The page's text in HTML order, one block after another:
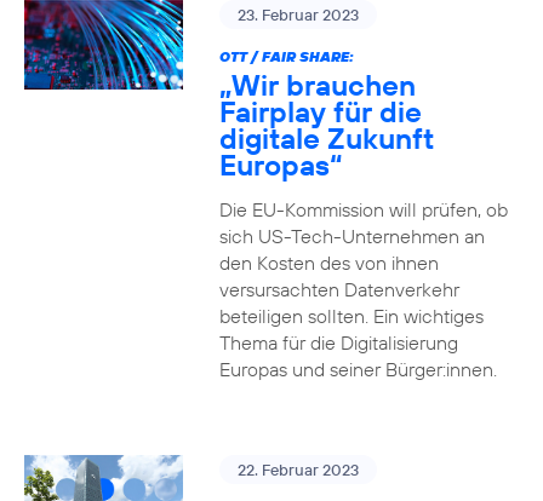
23. Februar 2023
OTT / FAIR SHARE:
„Wir brauchen
Fairplay für die
digitale Zukunft
Europas“
Die EU-Kommission will prüfen, ob
sich US-Tech-Unternehmen an
den Kosten des von ihnen
versursachten Datenverkehr
beteiligen sollten. Ein wichtiges
Thema für die Digitalisierung
Europas und seiner Bürger:innen.
22. Februar 2023